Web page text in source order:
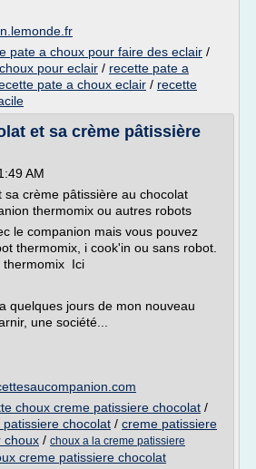
pate a choux pour faire des eclair /
pour eclair / recette pate a
pate a choux eclair / recette
et sa crème pâtissière
AM
sa crème pâtissière au chocolat
thermomix ou autres robots
le companion mais vous pouvez
thermomix, i cook'in ou sans robot.
thermomix Ici
quelques jours de mon nouveau
une société...
choux creme patissiere chocolat /
chocolat / creme patissiere
choux / choux a la creme patissiere
creme patissiere chocolat